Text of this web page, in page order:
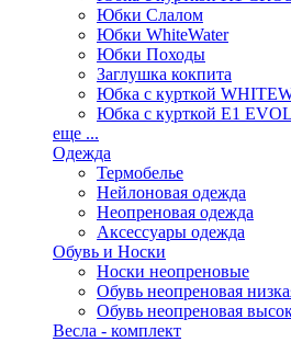
Юбки Слалом
Юбки WhiteWater
Юбки Походы
Заглушка кокпита
Юбка с курткой
Юбка с курткой E1
еще ...
Одежда
Термобелье
Нейлоновая одежда
Неопреновая одежда
Аксессуары одежда
Обувь и Носки
Носки неопреновые
Обувь неопреновая
Обувь неопреновая
Весла - комплект